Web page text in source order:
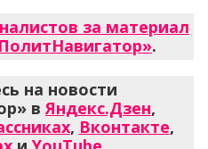
за материал
.
на новости
вЯндекс.Дзен,
, Вконтакте,